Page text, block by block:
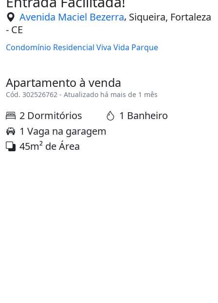
Avenida Maciel Bezerra, Siqueira, Fortaleza
- CE
Condomínio Residencial Viva Vida Parque
Apartamento à venda
Cód. 302526762 - Atualizado há mais de 1 mês
2 Dormitórios
1 Banheiro
1 Vaga na garagem
45m² de Área